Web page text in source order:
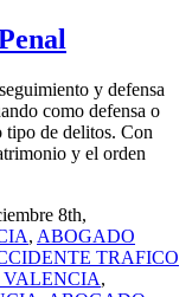
y defensa
como defensa o
tipo de delitos. Con
y el orden
8th,
, ABOGADO
TRAFICO
,